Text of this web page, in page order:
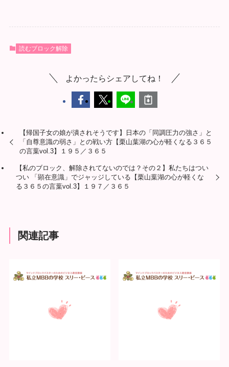
読むブロック解除
よかったらシェアしてね！
【帰国子女の娘が潰されそうです】日本の「同調圧力の強さ」と
「自尊意識の弱さ」との戦い方【栗山葉湖の心が軽くなる３６５
の言葉vol.3】１９５／３６５
【私のブロック、解除されてないのでは？その２】私たちはつい
つい 「顕在意識」でジャッジしている【栗山葉湖の心が軽くな
る３６５の言葉vol.3】１９７／３６５
関連記事